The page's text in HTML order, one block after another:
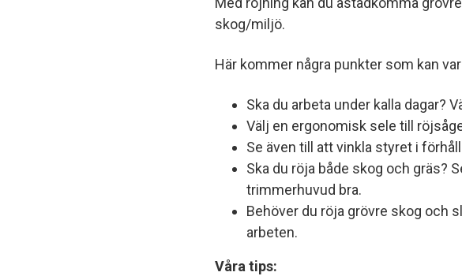
skog/miljö.
Här kommer några punkter som kan
Ska du arbeta under kalla dagar?
Välj en ergonomisk sele till
Se även till att vinkla styret i
Ska du röja både skog och gräs?
trimmerhuvud bra.
Behöver du röja grövre skog och
arbeten.
Våra tips: